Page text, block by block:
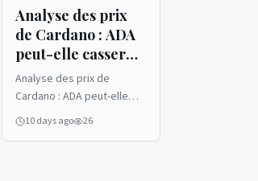
Analyse des prix
de Cardano : ADA
peut-elle casser
0,18 $ après ce
rebond ? - La
Crypto Monnaie
Analyse des prix de
Cardano : ADA peut-elle
casser 0,18 $ après ce
10 days ago 26